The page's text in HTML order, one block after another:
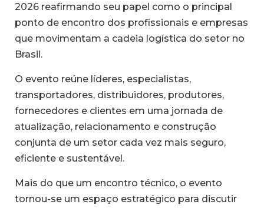
2026 reafirmando seu papel como o principal
ponto de encontro dos profissionais e empresas
que movimentam a cadeia logística do setor no
Brasil.
O evento reúne líderes, especialistas,
transportadores, distribuidores, produtores,
fornecedores e clientes em uma jornada de
atualização, relacionamento e construção
conjunta de um setor cada vez mais seguro,
eficiente e sustentável.
Mais do que um encontro técnico, o evento
tornou-se um espaço estratégico para discutir